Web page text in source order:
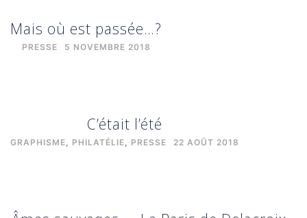
Mais où est passée…?
PRESSE 5 NOVEMBRE 2018
C’était l’été
GRAPHISME, PHILATÉLIE, PRESSE 22 AOÛT 2018